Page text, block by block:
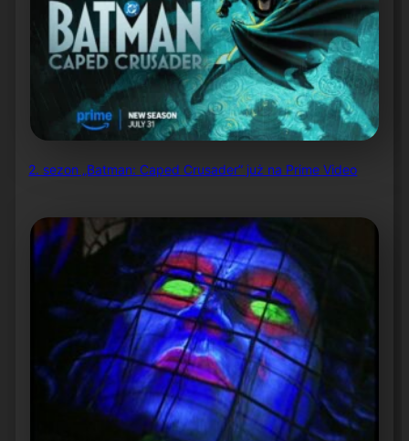
2. sezon „Batman: Caped Crusader” już na Prime Video